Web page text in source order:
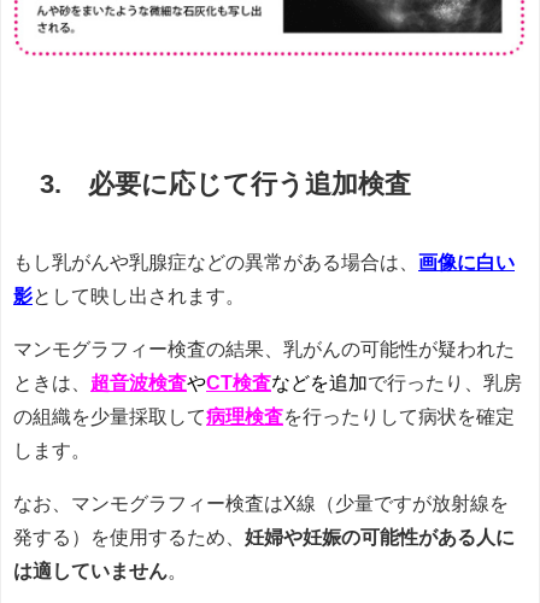
3. 必要に応じて行う追加検査
もし乳がんや乳腺症などの異常がある場合は、 画像に白い
影として映し出されます。
マンモグラフィー検査の結果、乳がんの可能性が疑われた
ときは、 超音波検査やCT検査などを追加で行ったり、乳房
の組織を少量採取して病理検査を行ったりして病状を確定
します。
なお、マンモグラフィー検査はX線（少量ですが放射線を
発する）を使用するため、 妊婦や妊娠の可能性がある人に
は適していません